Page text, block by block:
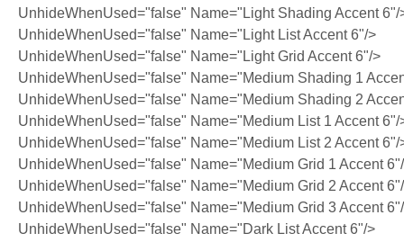
UnhideWhenUsed="false" Name="Light Shading Accent 6"/
UnhideWhenUsed="false" Name="Light List Accent 6"/>
UnhideWhenUsed="false" Name="Light Grid Accent 6"/>
UnhideWhenUsed="false" Name="Medium Shading 1
UnhideWhenUsed="false" Name="Medium Shading 2
UnhideWhenUsed="false" Name="Medium List 1 Accent 6"/
UnhideWhenUsed="false" Name="Medium List 2 Accent 6"/
UnhideWhenUsed="false" Name="Medium Grid 1 Accent
UnhideWhenUsed="false" Name="Medium Grid 2 Accent
UnhideWhenUsed="false" Name="Medium Grid 3 Accent
UnhideWhenUsed="false" Name="Dark List Accent 6"/>